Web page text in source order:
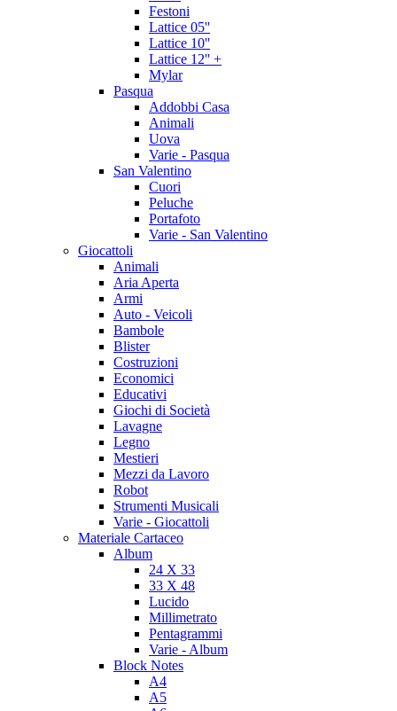
Festoni
Lattice 05''
Lattice 10''
Lattice 12'' +
Mylar
Pasqua
Addobbi Casa
Animali
Uova
Varie - Pasqua
San Valentino
Cuori
Peluche
Portafoto
Varie - San Valentino
Giocattoli
Animali
Aria Aperta
Armi
Auto - Veicoli
Bambole
Blister
Costruzioni
Economici
Educativi
Giochi di Società
Lavagne
Legno
Mestieri
Mezzi da Lavoro
Robot
Strumenti Musicali
Varie - Giocattoli
Materiale Cartaceo
Album
24 X 33
33 X 48
Lucido
Millimetrato
Pentagrammi
Varie - Album
Block Notes
A4
A5